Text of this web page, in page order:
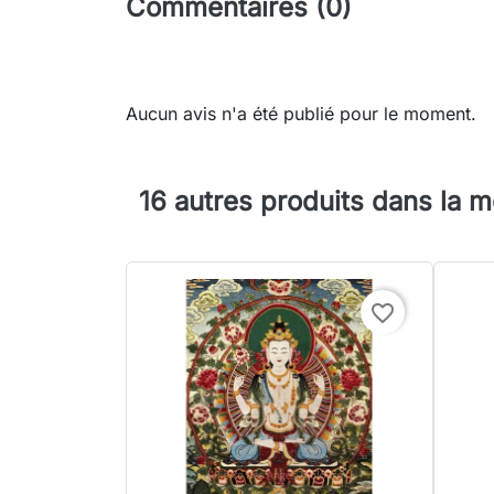
Commentaires (0)
Aucun avis n'a été publié pour le moment.
16 autres produits dans la
favorite_border